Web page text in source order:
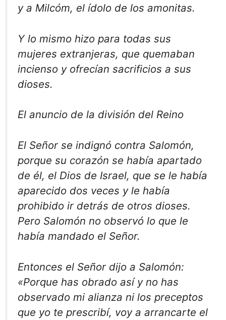
y a Milcóm, el ídolo de los amonitas.
Y lo mismo hizo para todas sus
mujeres extranjeras, que quemaban
incienso y ofrecían sacrificios a sus
dioses.
El anuncio de la división del Reino
El Señor se indignó contra Salomón,
porque su corazón se había apartado
de él, el Dios de Israel, que se le había
aparecido dos veces y le había
prohibido ir detrás de otros dioses.
Pero Salomón no observó lo que le
había mandado el Señor.
Entonces el Señor dijo a Salomón:
«Porque has obrado así y no has
observado mi alianza ni los preceptos
que yo te prescribí, voy a arrancarte el